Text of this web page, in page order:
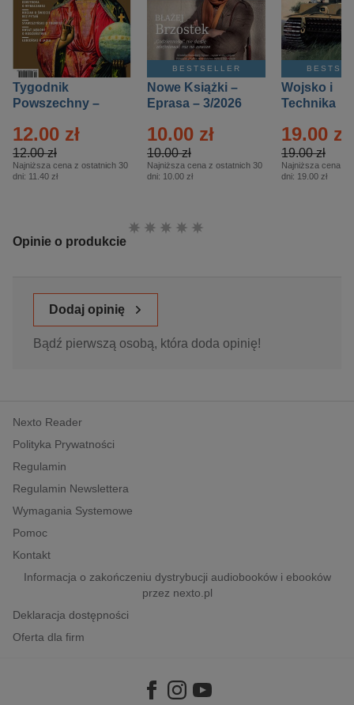
Tygodnik
Powszechny –
12.00 zł
12.00 zł
Najniższa cena z ostatnich 30
dni: 11.40 zł
BESTSELLER
Nowe Książki –
Eprasa – 3/2026
10.00 zł
10.00 zł
Najniższa cena z ostatnich 30
dni: 10.00 zł
Wojsko i
Technika
– 2/2026
19.00 zł
19.00 zł
Najniższa cena z
dni: 19.00 zł
Opinie o produkcie
Ocena:
Dodaj opinię
Bądź pierwszą osobą, która doda opinię!
Nexto Reader
Polityka Prywatności
Regulamin
Regulamin Newslettera
Wymagania Systemowe
Pomoc
Kontakt
Informacja o zakończeniu dystrybucji audiobooków i ebooków
przez nexto.pl
Deklaracja dostępności
Oferta dla firm